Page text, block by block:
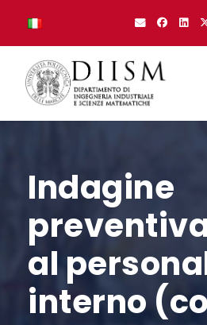
Indagine
al
interno